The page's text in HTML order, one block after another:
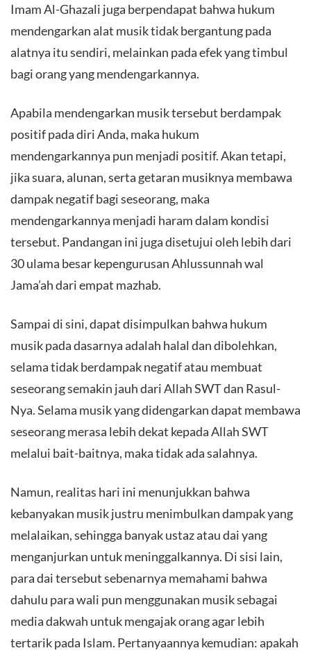
​Imam Al-Ghazali juga berpendapat bahwa hukum
mendengarkan alat musik tidak bergantung pada
alatnya itu sendiri, melainkan pada efek yang timbul
bagi orang yang mendengarkannya.
​Apabila mendengarkan musik tersebut berdampak
positif pada diri Anda, maka hukum
mendengarkannya pun menjadi positif. Akan tetapi,
jika suara, alunan, serta getaran musiknya membawa
dampak negatif bagi seseorang, maka
mendengarkannya menjadi haram dalam kondisi
tersebut. Pandangan ini juga disetujui oleh lebih dari
30 ulama besar kepengurusan Ahlussunnah wal
Jama’ah dari empat mazhab.
​Sampai di sini, dapat disimpulkan bahwa hukum
musik pada dasarnya adalah halal dan dibolehkan,
selama tidak berdampak negatif atau membuat
seseorang semakin jauh dari Allah SWT dan Rasul-
Nya. Selama musik yang didengarkan dapat membawa
seseorang merasa lebih dekat kepada Allah SWT
melalui bait-baitnya, maka tidak ada salahnya.
​Namun, realitas hari ini menunjukkan bahwa
kebanyakan musik justru menimbulkan dampak yang
melalaikan, sehingga banyak ustaz atau dai yang
menganjurkan untuk meninggalkannya. Di sisi lain,
para dai tersebut sebenarnya memahami bahwa
dahulu para wali pun menggunakan musik sebagai
media dakwah untuk mengajak orang agar lebih
tertarik pada Islam. Pertanyaannya kemudian: apakah